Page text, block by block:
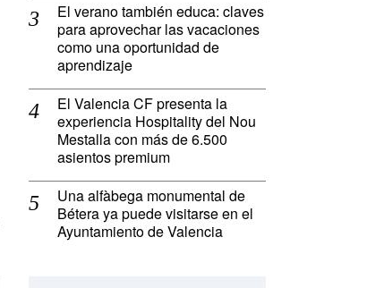
El verano también educa: claves
para aprovechar las vacaciones
como una oportunidad de
aprendizaje
El Valencia CF presenta la
experiencia Hospitality del Nou
Mestalla con más de 6.500
asientos premium
Una alfàbega monumental de
Bétera ya puede visitarse en el
Ayuntamiento de Valencia